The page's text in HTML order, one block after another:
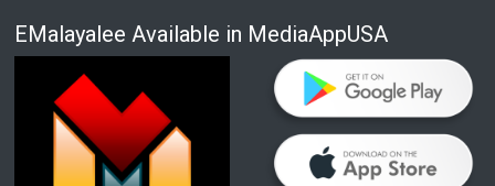
EMalayalee Available in MediaAppUSA